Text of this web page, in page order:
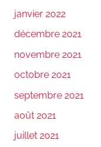
janvier 2022
décembre 2021
novembre 2021
octobre 2021
septembre 2021
août 2021
juillet 2021